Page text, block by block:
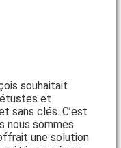
souhaitait
et
sans clés. C’est
nous sommes
une solution